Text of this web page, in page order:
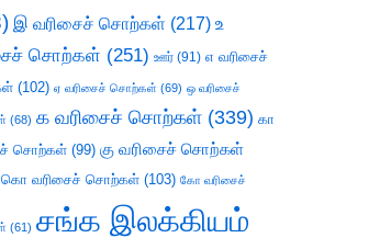
இ வரிசைச் சொற்கள் (217) உ
சொற்கள் (251) ஊர் (91) எ வரிசைச்
(102) ஏ வரிசைச் சொற்கள் (69) ஒ வரிசைச்
(68) க வரிசைச் சொற்கள் (339) கா
சொற்கள் (99) கு வரிசைச் சொற்கள்
கொ வரிசைச் சொற்கள் (103) கோ வரிசைச்
(61) சங்க இலக்கியம்